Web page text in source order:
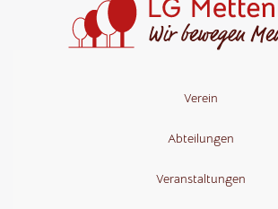
Verein
Abteilungen
Veranstaltungen